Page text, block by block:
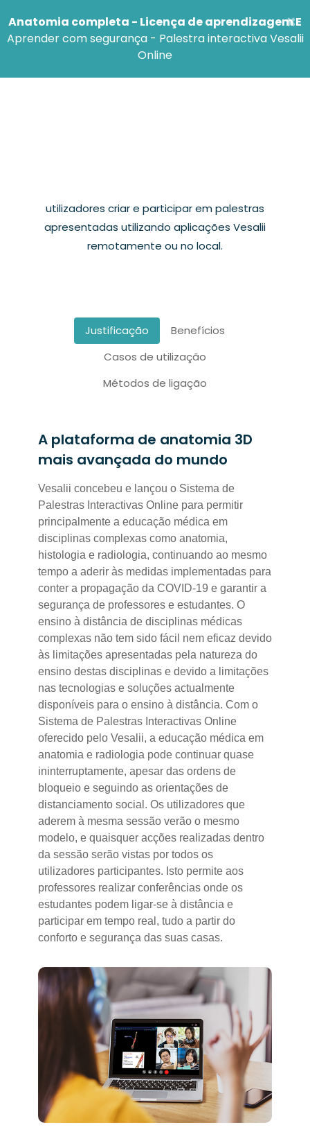
Anatomia completa - Licença de aprendizagem E
Aprender com segurança - Palestra interactiva Vesalii
Online
×
utilizadores criar e participar em palestras
apresentadas utilizando aplicações Vesalii
remotamente ou no local.
Justificação
Benefícios
Casos de utilização
Métodos de ligação
A plataforma de anatomia 3D
mais avançada do mundo
Vesalii concebeu e lançou o Sistema de
Palestras Interactivas Online para permitir
principalmente a educação médica em
disciplinas complexas como anatomia,
histologia e radiologia, continuando ao mesmo
tempo a aderir às medidas implementadas para
conter a propagação da COVID-19 e garantir a
segurança de professores e estudantes. O
ensino à distância de disciplinas médicas
complexas não tem sido fácil nem eficaz devido
às limitações apresentadas pela natureza do
ensino destas disciplinas e devido a limitações
nas tecnologias e soluções actualmente
disponíveis para o ensino à distância. Com o
Sistema de Palestras Interactivas Online
oferecido pelo Vesalii, a educação médica em
anatomia e radiologia pode continuar quase
ininterruptamente, apesar das ordens de
bloqueio e seguindo as orientações de
distanciamento social. Os utilizadores que
aderem à mesma sessão verão o mesmo
modelo, e quaisquer acções realizadas dentro
da sessão serão vistas por todos os
utilizadores participantes. Isto permite aos
professores realizar conferências onde os
estudantes podem ligar-se à distância e
participar em tempo real, tudo a partir do
conforto e segurança das suas casas.